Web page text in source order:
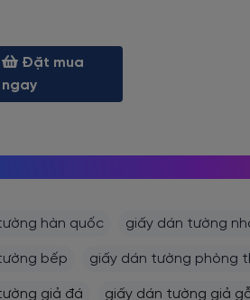
Đặt mua
ngay
hàn quốc giấy dán tường
bếp giấy dán tường phòng
giả đá giấy dán tường giả